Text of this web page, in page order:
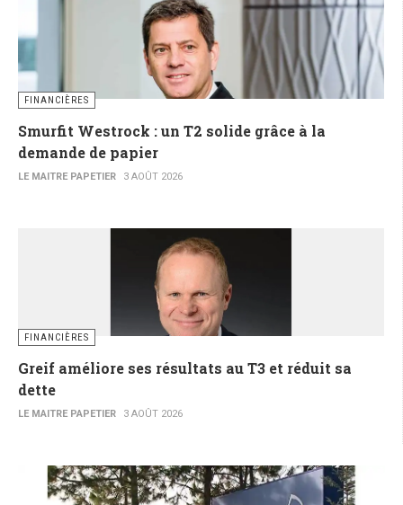
FINANCIÈRES
Smurfit Westrock : un T2 solide grâce à la
demande de papier
LE MAITRE PAPETIER 3 AOÛT 2026
FINANCIÈRES
Greif améliore ses résultats au T3 et réduit sa
dette
LE MAITRE PAPETIER 3 AOÛT 2026